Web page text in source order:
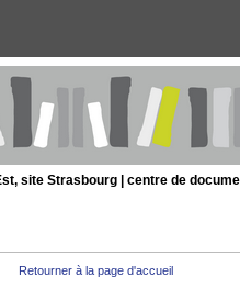
site Strasbourg | centre de
Retourner à la page d'accueil